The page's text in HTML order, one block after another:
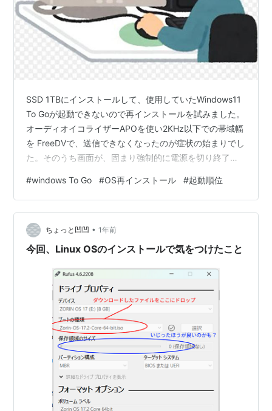
SSD 1TBにインストールして、使用していたWindows11
To Goが起動できないので再インストールを試みました。
オーディオイコライザーAPOを使い2KHz以下での帯域幅
を FreeDVで、送信できなくなったのが症状の始まりでし
た。そのうち画面が、固まり強制的に電源を切り終了さ
24H2のISOを用意して、Rufusでインストールします。
イメージオプションで、標準とWindows To Goが選べま
す。 上手くSSD 1TBに転送でき処理中です。
Windows11 24H2の更新プログラムも実行できました。
無事OSの再インスト…
#windows To Go #OS再インストール #起動順位
ちょっと凹凹 • 1年前
今回、Linux OSのインストールで気をつけたこと